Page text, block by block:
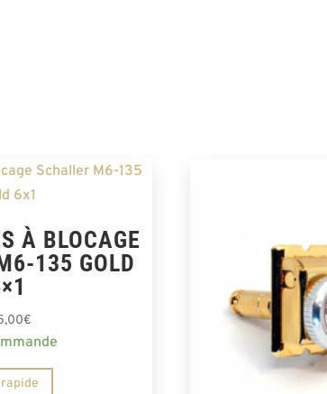
À BLOCAGE
135 GOLD
€
rapide